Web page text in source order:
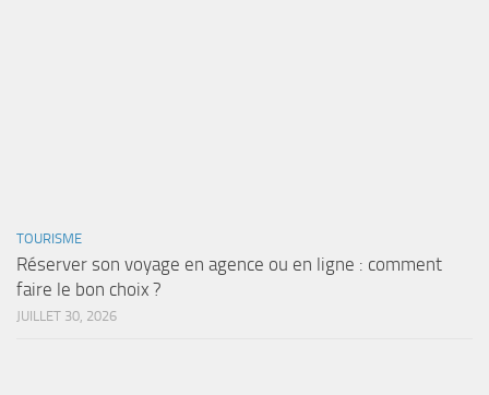
TOURISME
Réserver son voyage en agence ou en ligne : comment
faire le bon choix ?
JUILLET 30, 2026